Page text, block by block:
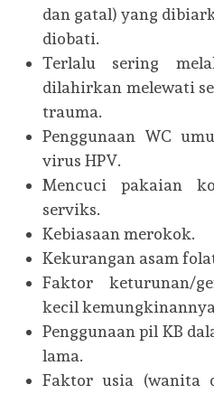
dan gatal) yang
diobati.
Terlalu sering
dilahirkan melewati
trauma.
Penggunaan WC
virus HPV.
Mencuci pakaian
serviks.
Kebiasaan merokok.
Kekurangan asam
Faktor keturunan/
kecil
Penggunaan pil KB
lama.
Faktor usia (wanita